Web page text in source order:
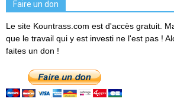
Faire un don
Le site Kountrass.com est d'accès gratuit.
que le travail qui y est investi ne l'est pas !
faites un don !